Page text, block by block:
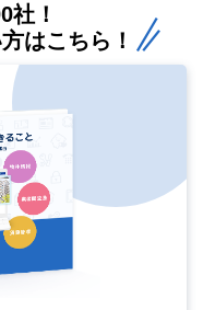
社！
はこちら！